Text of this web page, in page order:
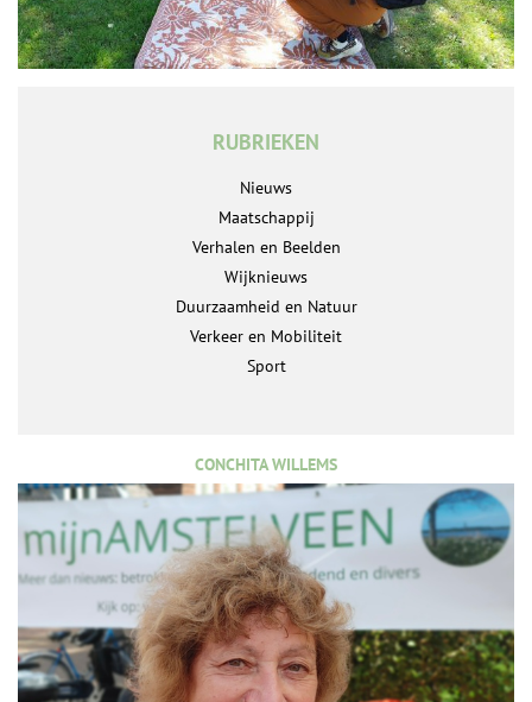
RUBRIEKEN
Nieuws
Maatschappij
Verhalen en Beelden
Wijknieuws
Duurzaamheid en Natuur
Verkeer en Mobiliteit
Sport
CONCHITA WILLEMS